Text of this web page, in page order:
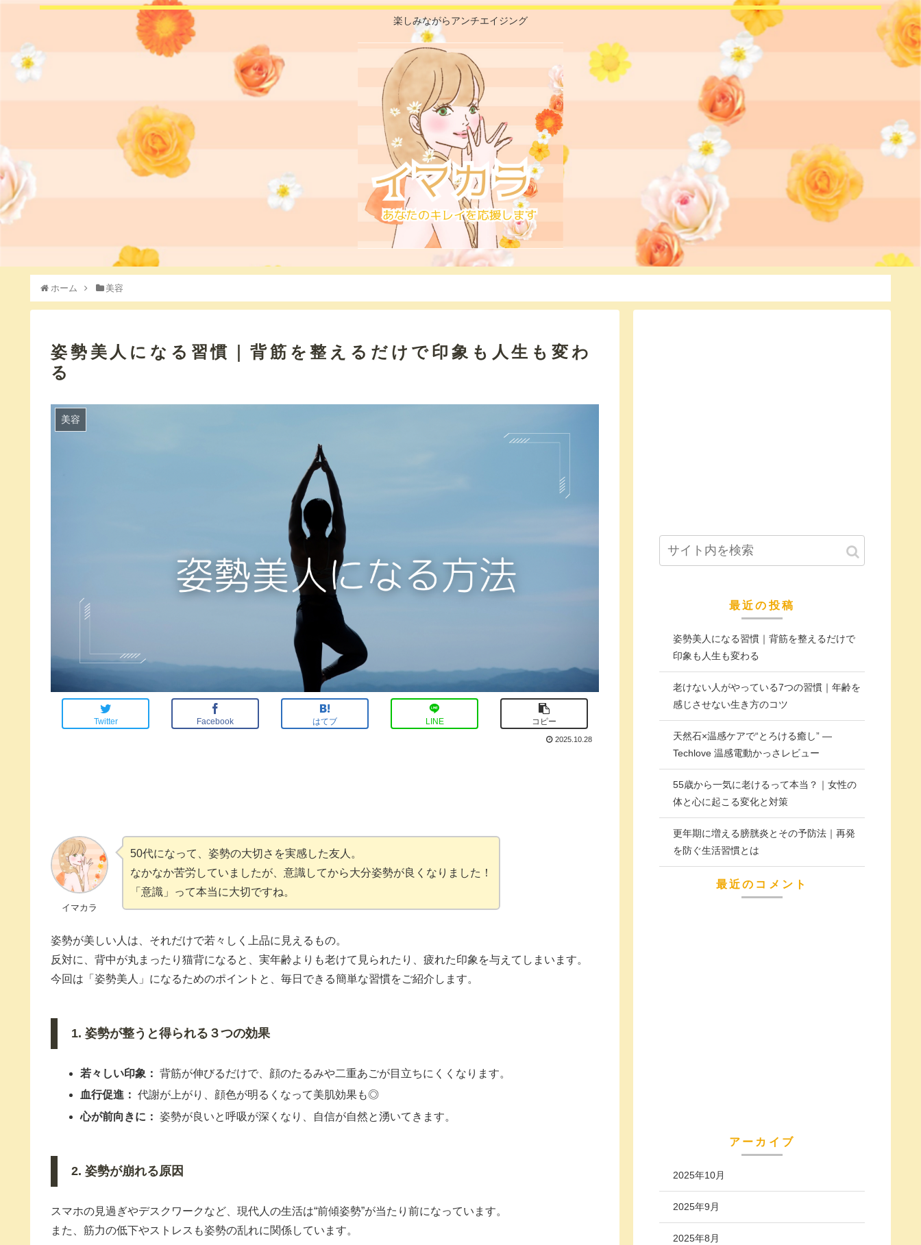
楽しみながらアンチエイジング
ホーム 美容
姿勢美人になる習慣｜背筋を整えるだけで印象も人生も変わ
る
美容
Twitter Facebook はてブ LINE コピー
2025.10.28
イマカラ
50代になって、姿勢の大切さを実感した友人。
なかなか苦労していましたが、意識してから大分姿勢が良くなりました！
「意識」って本当に大切ですね。
姿勢が美しい人は、それだけで若々しく上品に見えるもの。
反対に、背中が丸まったり猫背になると、実年齢よりも老けて見られたり、疲れた印象を与えてしまいます。
今回は「姿勢美人」になるためのポイントと、毎日できる簡単な習慣をご紹介します。
1. 姿勢が整うと得られる３つの効果
若々しい印象： 背筋が伸びるだけで、顔のたるみや二重あごが目立ちにくくなります。
血行促進： 代謝が上がり、顔色が明るくなって美肌効果も◎
心が前向きに： 姿勢が良いと呼吸が深くなり、自信が自然と湧いてきます。
2. 姿勢が崩れる原因
スマホの見過ぎやデスクワークなど、現代人の生活は“前傾姿勢”が当たり前になっています。
また、筋力の低下やストレスも姿勢の乱れに関係しています。
最近の投稿
姿勢美人になる習慣｜背筋を整えるだけで
印象も人生も変わる
老けない人がやっている7つの習慣｜年齢を
感じさせない生き方のコツ
天然石×温感ケアで“とろける癒し” —
Techlove 温感電動かっさレビュー
55歳から一気に老けるって本当？｜女性の
体と心に起こる変化と対策
更年期に増える膀胱炎とその予防法｜再発
を防ぐ生活習慣とは
最近のコメント
アーカイブ
2025年10月
2025年9月
2025年8月